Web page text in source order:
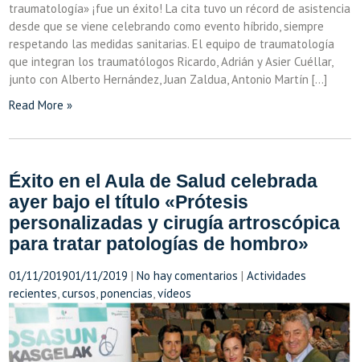
traumatología» ¡fue un éxito! La cita tuvo un récord de asistencia
desde que se viene celebrando como evento híbrido, siempre
respetando las medidas sanitarias. El equipo de traumatología
que integran los traumatólogos Ricardo, Adrián y Asier Cuéllar,
junto con Alberto Hernández, Juan Zaldua, Antonio Martín […]
Read More »
Éxito en el Aula de Salud celebrada
ayer bajo el título «Prótesis
personalizadas y cirugía artroscópica
para tratar patologías de hombro»
01/11/201901/11/2019 |No hay comentarios |Actividades
recientes,cursos,ponencias,vídeos